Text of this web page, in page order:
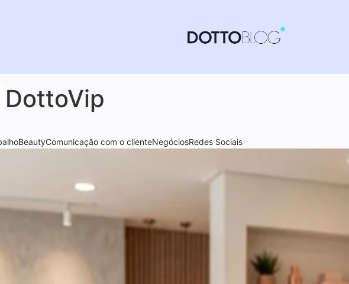
DottoVip
BeautyComunicação com o clienteNegóciosRedes Sociais